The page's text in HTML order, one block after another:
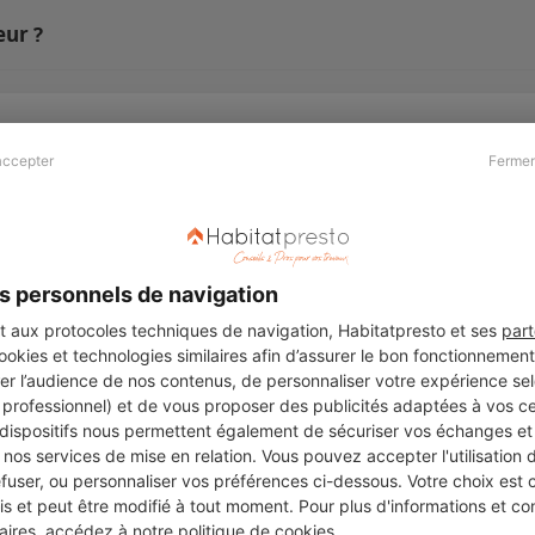
personnels de navigation
aux protocoles techniques de navigation, Habitatpresto et ses
et technologies similaires afin d’assurer le bon
l’audience de nos contenus, de personnaliser votre expérience
et de vous proposer des publicités adaptées à vos
nous permettent également de sécuriser vos échanges
services de mise en relation. Vous pouvez accepter l'utilisation
ou personnaliser vos préférences ci-dessous. Votre choix est
et peut être modifié à tout moment. Pour plus d'informations et
accédez à notre politique de cookies
?
Revue de presse
Légal
Charte cookies
Suivez-nous